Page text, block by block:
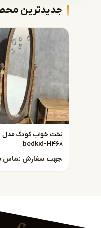
پس از اجرا
سرویس خواب
کاربرده شده
موجود در بازار
توجه : به علت
برای سفارشات
جدیدترین
تخت خواب کودک مدل |
bedkid-H468
جهت سفارش تماس بگیرید.
دستیار هوش مصنوعی
همیشه در خدمت شما